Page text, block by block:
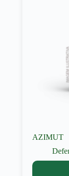
AZIMUT